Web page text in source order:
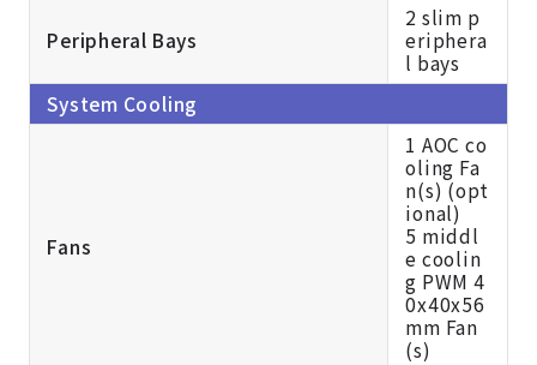
Peripheral Bays
2 slim p
eriphera
l bays
System Cooling
Fans
1 AOC co
oling Fa
n(s) (opt
ional)
5 middl
e coolin
g PWM 4
0x40x56
mm Fan
(s)